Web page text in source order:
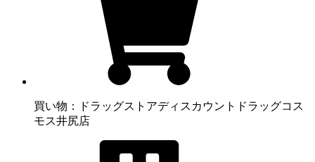
買い物：ドラッグストアディスカウントドラッグコス
モス井尻店